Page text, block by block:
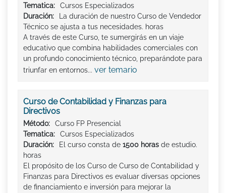
Tematica:
Cursos Especializados
Duración:
La duración de nuestro Curso de Vendedor
Técnico se ajusta a tus necesidades. horas
A través de este Curso, te sumergirás en un viaje
educativo que combina habilidades comerciales con
un profundo conocimiento técnico, preparándote para
triunfar en entornos... ver temario
Curso de Contabilidad y Finanzas para
Directivos
Método:
Curso FP Presencial
Tematica:
Cursos Especializados
Duración:
El curso consta de 1500 horas de estudio.
horas
El propósito de los Curso de Curso de Contabilidad y
Finanzas para Directivos es evaluar diversas opciones
de financiamiento e inversión para mejorar la